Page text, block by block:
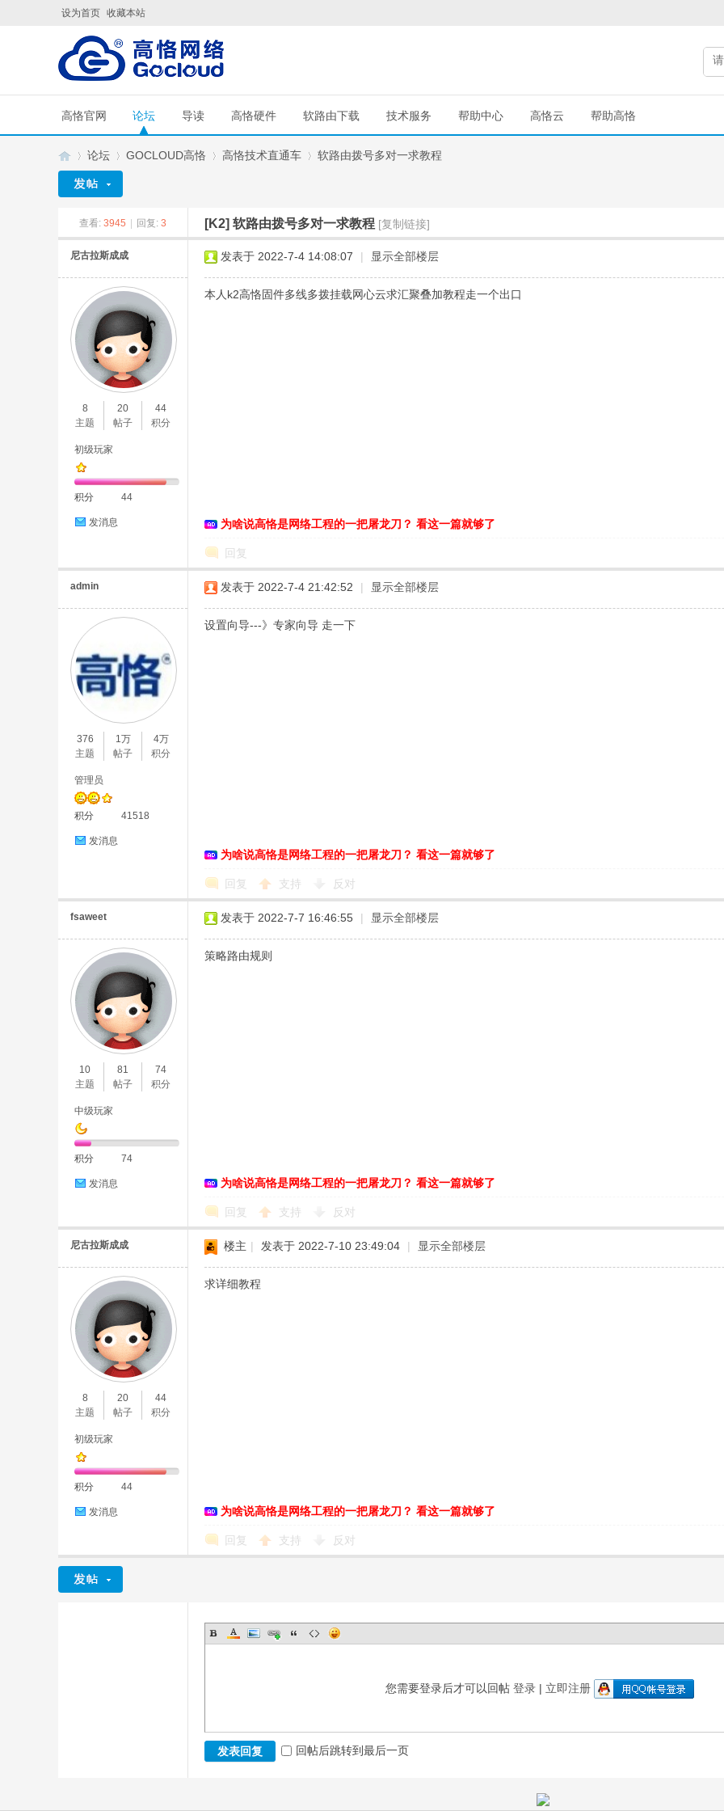
设为首页 收藏本站
高恪官网 论坛 导读 高恪硬件 软路由下载 技术服务 帮助中心 高恪云 帮助高恪
论坛
›
GOCLOUD高恪 高恪技术直通车
›
软路由拨号多对一求教程
查看: 3945 回复: 3 [K2] 软路由拨号多对一求教程 [复制链接]
尼古拉斯成成
8
主题
20
帖子
44
积分
初级玩家
积分 44
发消息
发表于 2022-7-4 14:08:07 | 显示全部楼层
本人k2高恪固件多线多拨挂载网心云求汇聚叠加教程走一个出口
为啥说高恪是网络工程的一把屠龙刀？ 看这一篇就够了
回复
admin
376
主题
1万
帖子
4万
积分
管理员
积分 41518
发消息
发表于 2022-7-4 21:42:52 | 显示全部楼层
设置向导---》专家向导 走一下
为啥说高恪是网络工程的一把屠龙刀？ 看这一篇就够了
回复 支持 反对
fsaweet
10
主题
81
帖子
74
积分
中级玩家
积分 74
发消息
发表于 2022-7-7 16:46:55 | 显示全部楼层
策略路由规则
为啥说高恪是网络工程的一把屠龙刀？ 看这一篇就够了
回复 支持 反对
尼古拉斯成成
8
主题
20
帖子
44
积分
初级玩家
积分 44
发消息
楼主 | 发表于 2022-7-10 23:49:04 | 显示全部楼层
求详细教程
为啥说高恪是网络工程的一把屠龙刀？ 看这一篇就够了
回复 支持 反对
您需要登录后才可以回帖 登录| 立即注册
发表回复 回帖后跳转到最后一页